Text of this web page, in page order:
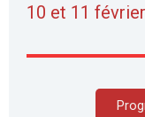
10 et 11